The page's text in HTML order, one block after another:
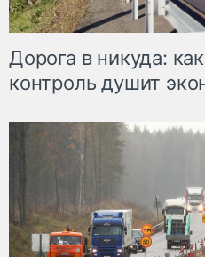
Дорога в никуда:
контроль душит